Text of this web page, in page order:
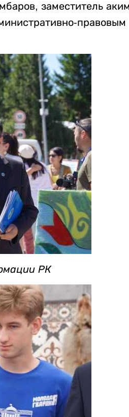
заместитель
правовым
РК